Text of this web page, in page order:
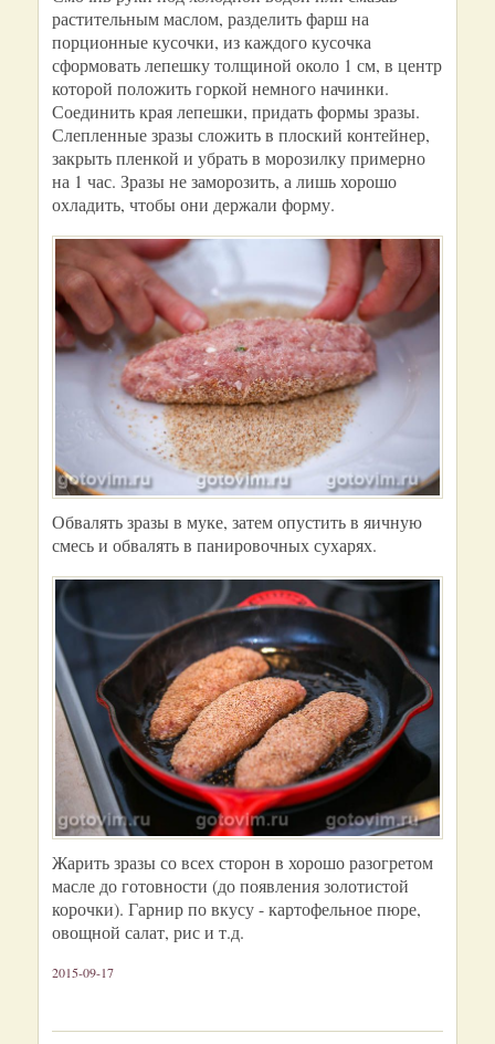
растительным маслом, разделить фарш на
порционные кусочки, из каждого кусочка
сформовать лепешку толщиной около 1 см, в центр
которой положить горкой немного начинки.
Соединить края лепешки, придать формы зразы.
Слепленные зразы сложить в плоский контейнер,
закрыть пленкой и убрать в морозилку примерно
на 1 час. Зразы не заморозить, а лишь хорошо
охладить, чтобы они держали форму.
Обвалять зразы в муке, затем опустить в яичную
смесь и обвалять в панировочных сухарях.
Жарить зразы со всех сторон в хорошо разогретом
масле до готовности (до появления золотистой
корочки). Гарнир по вкусу - картофельное пюре,
овощной салат, рис и т.д.
2015-09-17